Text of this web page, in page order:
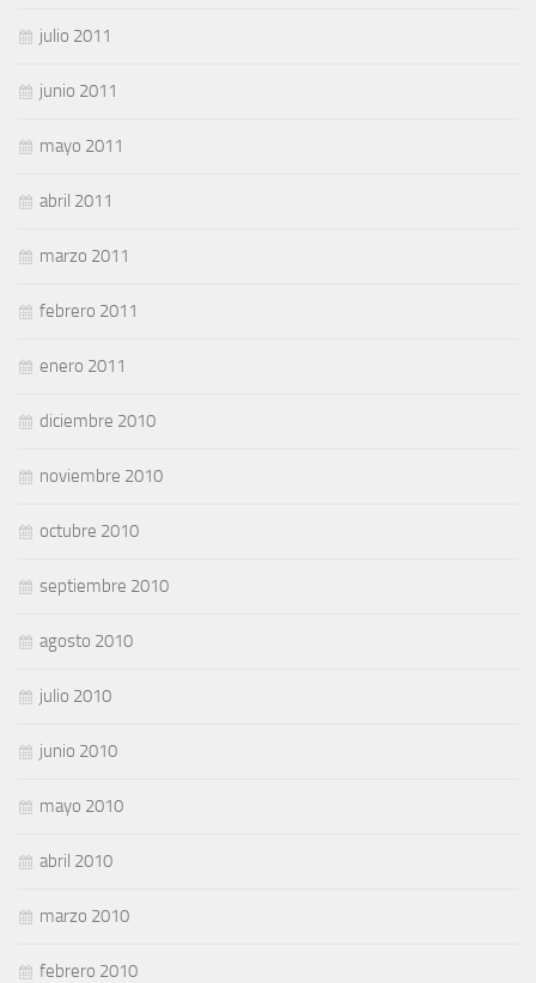
julio 2011
junio 2011
mayo 2011
abril 2011
marzo 2011
febrero 2011
enero 2011
diciembre 2010
noviembre 2010
octubre 2010
septiembre 2010
agosto 2010
julio 2010
junio 2010
mayo 2010
abril 2010
marzo 2010
febrero 2010